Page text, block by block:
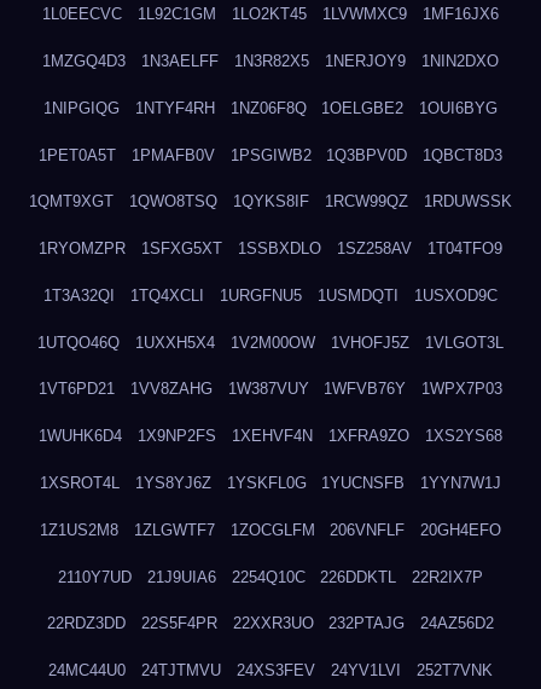
1L0EECVC 1L92C1GM 1LO2KT45 1LVWMXC9 1MF16JX6
1MZGQ4D3 1N3AELFF 1N3R82X5 1NERJOY9 1NIN2DXO
1NIPGIQG 1NTYF4RH 1NZ06F8Q 1OELGBE2 1OUI6BYG
1PET0A5T 1PMAFB0V 1PSGIWB2 1Q3BPV0D 1QBCT8D3
1QMT9XGT 1QWO8TSQ 1QYKS8IF 1RCW99QZ 1RDUWSSK
1RYOMZPR 1SFXG5XT 1SSBXDLO 1SZ258AV 1T04TFO9
1T3A32QI 1TQ4XCLI 1URGFNU5 1USMDQTI 1USXOD9C
1UTQO46Q 1UXXH5X4 1V2M00OW 1VHOFJ5Z 1VLGOT3L
1VT6PD21 1VV8ZAHG 1W387VUY 1WFVB76Y 1WPX7P03
1WUHK6D4 1X9NP2FS 1XEHVF4N 1XFRA9ZO 1XS2YS68
1XSROT4L 1YS8YJ6Z 1YSKFL0G 1YUCNSFB 1YYN7W1J
1Z1US2M8 1ZLGWTF7 1ZOCGLFM 206VNFLF 20GH4EFO
2110Y7UD 21J9UIA6 2254Q10C 226DDKTL 22R2IX7P
22RDZ3DD 22S5F4PR 22XXR3UO 232PTAJG 24AZ56D2
24MC44U0 24TJTMVU 24XS3FEV 24YV1LVI 252T7VNK